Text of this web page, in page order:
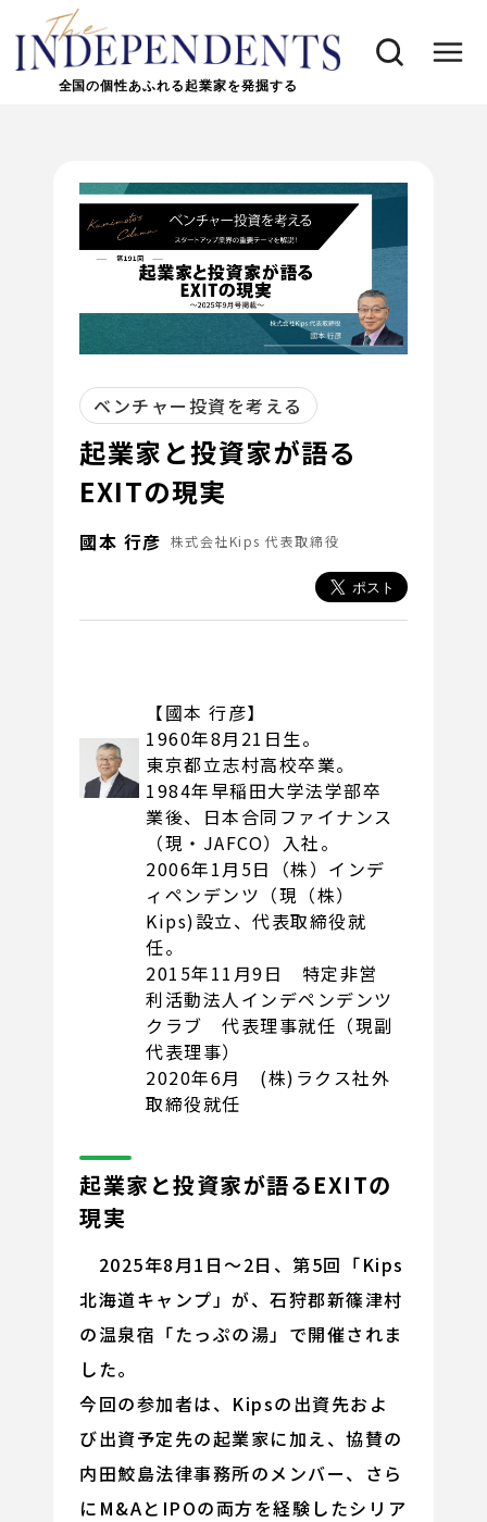
全国の個性あふれる起業家を発掘する
ベンチャー投資を考える
起業家と投資家が語る
EXITの現実
國本 行彦 株式会社Kips 代表取締役
【國本 行彦】
1960年8月21日生。
東京都立志村高校卒業。
1984年早稲田大学法学部卒
業後、日本合同ファイナンス
（現・JAFCO）入社。
2006年1月5日（株）インデ
ィペンデンツ（現（株）
Kips)設立、代表取締役就
任。
2015年11月9日 特定非営
利活動法人インデペンデンツ
クラブ 代表理事就任（現副
代表理事）
2020年6月 (株)ラクス社外
取締役就任
起業家と投資家が語るEXITの
現実
2025年8月1日～2日、第5回「Kips
北海道キャンプ」が、石狩郡新篠津村
の温泉宿「たっぷの湯」で開催されま
した。
今回の参加者は、Kipsの出資先およ
び出資予定先の起業家に加え、協賛の
内田鮫島法律事務所のメンバー、さら
にM&AとIPOの両方を経験したシリア